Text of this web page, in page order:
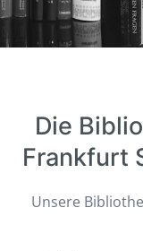
Die
Frankfurt
Unsere